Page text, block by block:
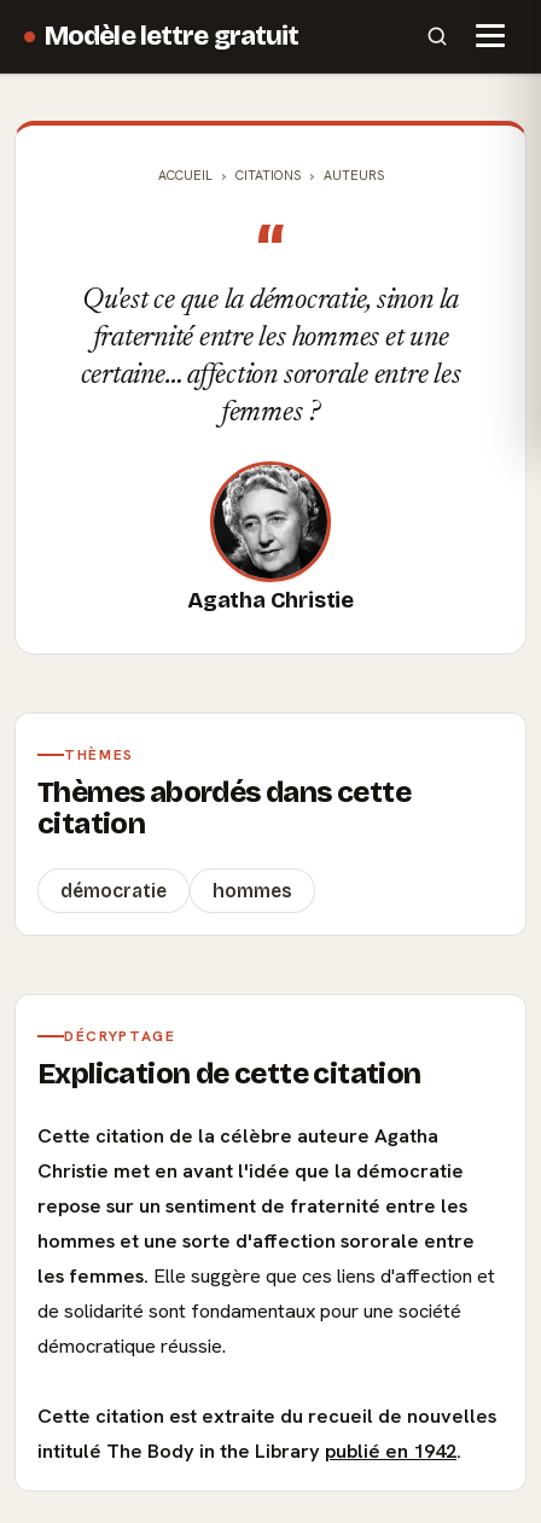
Modèle lettre gratuit
ACCUEIL CITATIONS AUTEURS
“
Qu'est ce que la démocratie, sinon la
fraternité entre les hommes et une
certaine… affection sororale entre les
femmes ?
Agatha Christie
THÈMES
Thèmes abordés dans cette
citation
démocratie hommes
DÉCRYPTAGE
Explication de cette citation
Cette citation de la célèbre auteure Agatha
Christie met en avant l'idée que la démocratie
repose sur un sentiment de fraternité entre les
hommes et une sorte d'affection sororale entre
les femmes. Elle suggère que ces liens d'affection et
de solidarité sont fondamentaux pour une société
démocratique réussie.
Cette citation est extraite du recueil de nouvelles
intitulé The Body in the Library publié en 1942.